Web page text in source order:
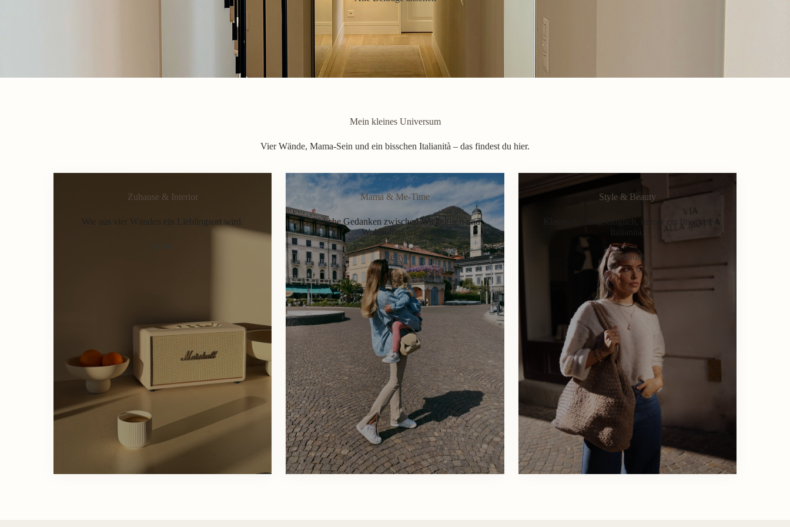
Mein kleines Universum
Vier Wände, Mama-Sein und ein bisschen Italianità – das findest du hier.
Zuhause & Interior
Wie aus vier Wänden ein Lieblingsort wird.
Mama & Me-Time
Ehrliche Gedanken zwischen Wickeltisch und
Wohlfühlmoment.
Lifestyle
Style & Beauty
Klassisch, alltagstauglich, immer ein bisschen
Italianità.
Fashion